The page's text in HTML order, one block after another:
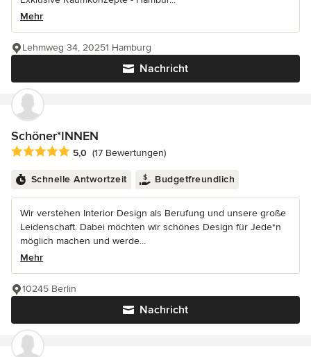
Mehr
Nachricht
Lehmweg 34, 20251 Hamburg
Schöner*INNEN
Durchschnittliche Bewertung: 5 von 5 Sternen
5,0 (17 Bewertungen)
Schnelle Antwortzeit Budgetfreundlich
Wir verstehen Interior Design als Berufung und unsere große
Leidenschaft. Dabei möchten wir schönes Design für Jede*n
möglich machen und werde...
Mehr
Nachricht
10245 Berlin